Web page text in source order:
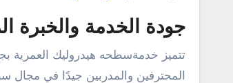
جودة الخدمة والخبرة
تتميز خدمةسطحه هيدروليك العمرية
المحترفين والمدربين جيدًا في